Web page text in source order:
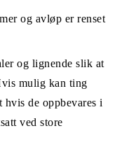
og avløp er renset
og lignende slik at
mulig kan ting
de oppbevares i
ved store